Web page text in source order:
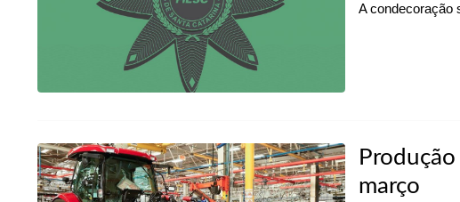
A condecoração
março